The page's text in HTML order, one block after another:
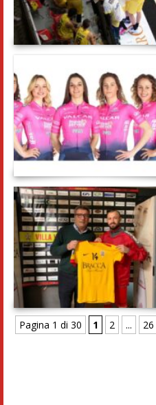
Pagina 1 di 30 1 2 ... 26